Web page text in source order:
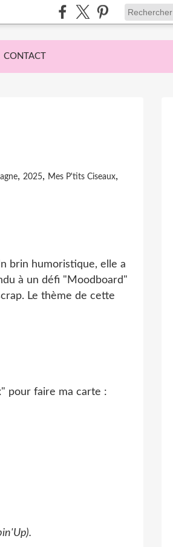
CONTACT
, 2025, Mes P'tits Ciseaux,
brin humoristique, elle a
à un défi "Moodboard"
Le thème de cette
pour faire ma carte :